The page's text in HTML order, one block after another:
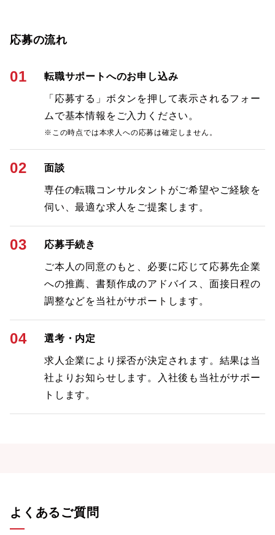
応募の流れ
01 転職サポートへのお申し込み
「応募する」ボタンを押して表示されるフォー
ムで基本情報をご入力ください。
※この時点では本求人への応募は確定しません。
02 面談
専任の転職コンサルタントがご希望やご経験を
伺い、最適な求人をご提案します。
03 応募手続き
ご本人の同意のもと、必要に応じて応募先企業
への推薦、書類作成のアドバイス、面接日程の
調整などを当社がサポートします。
04 選考・内定
求人企業により採否が決定されます。結果は当
社よりお知らせします。入社後も当社がサポー
トします。
よくあるご質問